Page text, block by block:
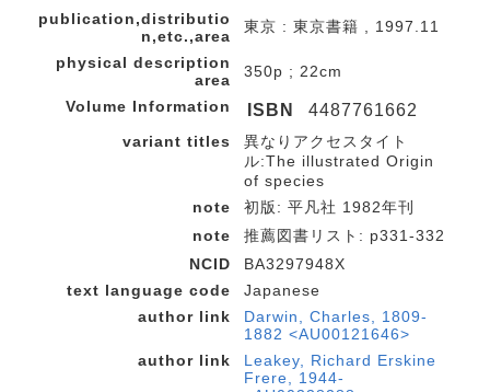
publication,distributio
n,etc.,area
東京 : 東京書籍 , 1997.11
physical description
area
350p ; 22cm
Volume Information
ISBN 4487761662
variant titles
異なりアクセスタイト
ル:The illustrated Origin
of species
note
初版: 平凡社 1982年刊
note
推薦図書リスト: p331-332
NCID
BA3297948X
text language code
Japanese
author link
Darwin, Charles, 1809-
1882 <AU00121646>
author link
Leakey, Richard Erskine
Frere, 1944-